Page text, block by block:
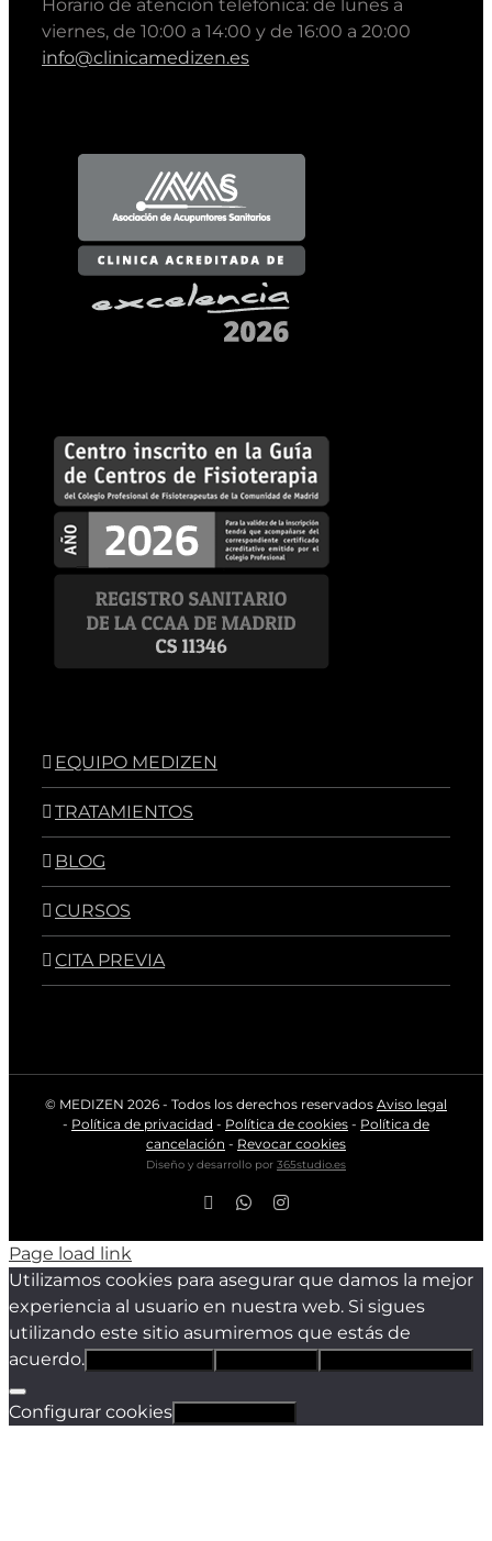
Horario de atención telefónica: de lunes a
viernes, de 10:00 a 14:00 y de 16:00 a 20:00
info@clinicamedizen.es
EQUIPO MEDIZEN
TRATAMIENTOS
BLOG
CURSOS
CITA PREVIA
© MEDIZEN 2026 - Todos los derechos reservados Aviso legal
- Política de privacidad - Política de cookies - Política de
cancelación - Revocar cookies
Diseño y desarrollo por 365studio.es
FacebookWhatsAppInstagram
Page load link
Utilizamos cookies para asegurar que damos la mejor
experiencia al usuario en nuestra web. Si sigues
utilizando este sitio asumiremos que estás de
acuerdo.
Configurar cookies